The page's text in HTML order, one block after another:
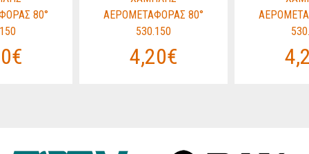
80°
ΑΕΡΟΜΕΤΑΦΟΡΑΣ 80°
530.150
4,20€